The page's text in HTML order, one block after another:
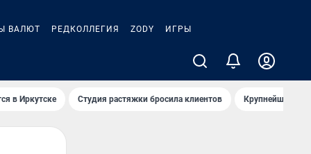
ВАЛЮТ РЕДКОЛЛЕГИЯ ZODY ИГРЫ
в Иркутске Студия растяжки бросила клиентов Крупнейшие